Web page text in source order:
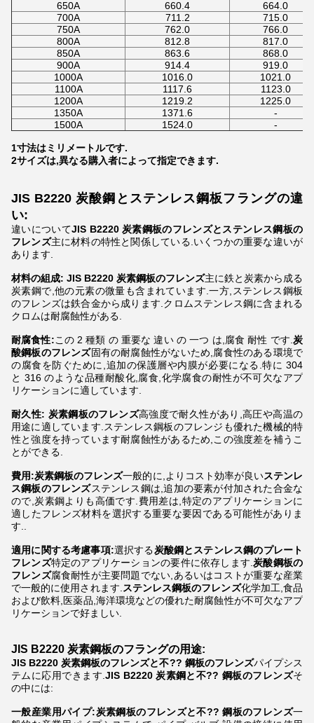
650A 660.4
664.0
700A
711.2
715.0
750A
762.0
766.0
800A
812.8
817.0
850A
863.6
868.0
900A
914.4
919.0
1000A
1016.0
1021.0
1100A
1117.6
1123.0
1200A
1219.2
1225.0
1350A
1371.6
-
1500A
1524.0 -
1寸法はミリメートルです.
2サイズは,異なる購入者によって指定できます.
JIS B2220 炭酸鋼とステンレス鋼板フラングの違
い:
違いについてJIS B2220 炭素鋼板のフレンズとステンレス鋼板の
フレンズ主に材料の特性と関係している.いくつかの重要な違いが
あります.
材料の組成: JIS B2220 炭素鋼板のフレンズ主に鉄と炭素から成る
炭素鋼で,他の元素の微量も含まれています.一方,ステンレス鋼板
のフレンズは鉄合金から成ります.クロムステンレス鋼に含まれる
クロムは耐腐蝕性がある.
耐腐食性:この 2 種類 の 重要な 違い の 一つ は,腐食 耐性 です. 炭
酸鋼板のフレンズ固有の耐腐蝕性がないため,腐食性のある環境で
の腐食を防ぐために,追加の保護層や内膜が必要になる.特に 304
と 316 のような品種耐酸化,腐食,化学腐食の耐性が不可欠なアプ
リケーションに適しています.
耐久性: 炭素鋼板のフレンズ高強度で耐久性があり,高圧や高温の
用途に適しています.ステンレス鋼板のフレンジも優れた機械的特
性と強度を持っています耐腐蝕性があるため,この強度差を補うこ
とができる.
費用:炭素鋼板のフレンズ一般的に,よりコスト効率が良いステンレ
ス鋼板のフレンズステンレス鋼は,追加の要素が付加された合金な
ので,炭素鋼よりも高価です.費用差は,特定のアプリケーションに
適したフレンズ材料を選択する重要な要因である可能性がありま
す..
適用に関する考慮事項:選択する炭酸鋼とステンレス鋼のプレート
フレンズ特定のアプリケーションの要件に依存します. 炭酸鋼板の
フレンズ腐食耐性が主要問題でない,あるいはコストが重要な産業
で一般的に使用されます. ステンレス鋼板のフレンズ化学加工,食品
および飲料,医薬品,海洋環境などの優れた耐腐蝕性が不可欠なアプ
リケーションで好ましい.
JIS B2220 炭素鋼板のフラングの用途:
JIS B2220 炭素鋼板のフレンズと不?? 鋼板のフレンズパイプシス
テムに応用できます.JIS B2220 炭素鋼と不?? 鋼板のフレンズそ
の中には:
一般産業用パイプ:炭素鋼板のフレンズと不?? 鋼板のフレンズ一